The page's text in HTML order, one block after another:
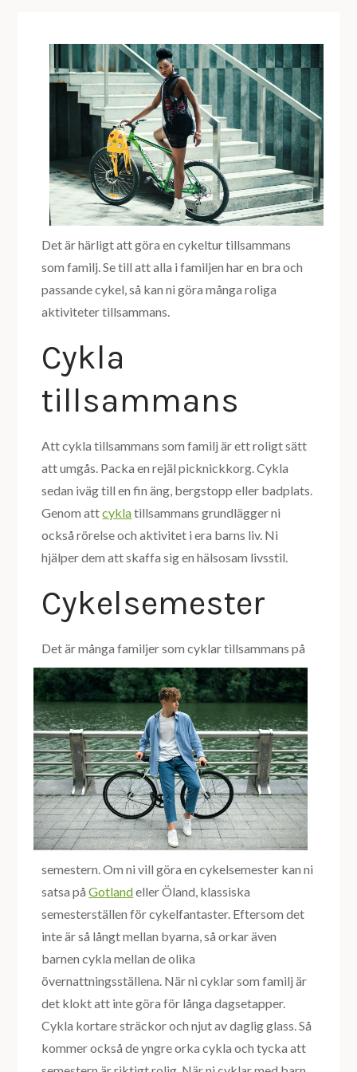
Det är härligt att göra en cykeltur tillsammans
som familj. Se till att alla i familjen har en bra och
passande cykel, så kan ni göra många roliga
aktiviteter tillsammans.
Cykla
tillsammans
Att cykla tillsammans som familj är ett roligt sätt
att umgås. Packa en rejäl picknickkorg. Cykla
sedan iväg till en fin äng, bergstopp eller badplats.
Genom attcyklatillsammans grundlägger ni
också rörelse och aktivitet i era barns liv. Ni
hjälper dem att skaffa sig en hälsosam livsstil.
Cykelsemester
Det är många familjer som cyklar tillsammans på
semestern. Om ni vill göra en cykelsemester kan ni
satsa påGotlandeller Öland, klassiska
semesterställen för cykelfantaster. Eftersom det
inte är så långt mellan byarna, så orkar även
barnen cykla mellan de olika
övernattningsställena. När ni cyklar som familj är
det klokt att inte göra för långa dagsetapper.
Cykla kortare sträckor och njut av daglig glass. Så
kommer också de yngre orka cykla och tycka att